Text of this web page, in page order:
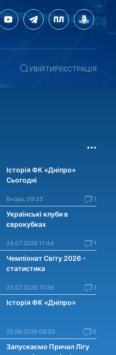
УВІЙТИРЕЄСТРАЦІЯ
Історія ФК «Дніпро»
Сьогодні
Вчора, 09:33 1
Українські клуби в
єврокубках
24.07.2026 11:44 1
Чемпіонат Світу 2026 -
статистика
23.07.2026 10:56 1
Історія ФК «Дніпро»
25.06.2026 08:35 0
Запускаємо Причал Лігу